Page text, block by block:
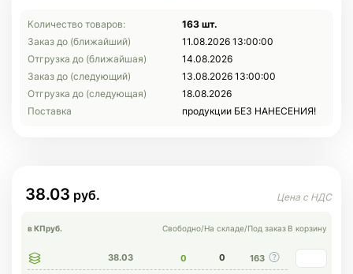
Количество товаров:
163 шт.
Заказ до (ближайший)
11.08.2026 13:00:00
Отгрузка до (ближайшая)
14.08.2026
Заказ до (следующий)
13.08.2026 13:00:00
Отгрузка до (следующая)
18.08.2026
Поставка
продукции БЕЗ НАНЕСЕНИЯ!
38.03
в КПруб. Свободно/На складе/Под заказ В корзину
38.03 0 0 163